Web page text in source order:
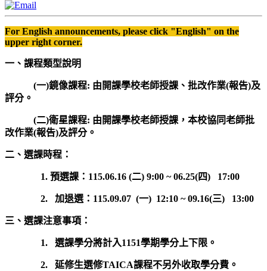
For English announcements, please click "English" on the
upper right corner.
一、課程類型說明
(一)鏡像課程: 由開課學校老師授課、批改作業(報告)及
評分。
(二)衛星課程: 由開課學校老師授課，本校協同老師批
改作業(報告)及評分。
二、選課時程：
1. 預選課：115.06.16 (二) 9:00 ~ 06.25(四) 17:00
2. 加退選：115.09.07 (一) 12:10 ~ 09.16(三) 13:00
三、選課注意事項：
1. 選課學分將計入1151學期學分上下限。
2. 延修生選修TAICA課程不另外收取學分費。